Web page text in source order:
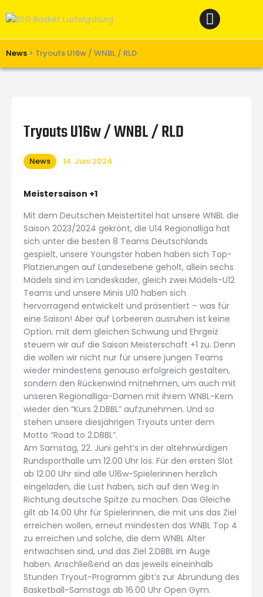
News > Tryouts U16w / WNBL / RLD
Verein
Unterstützen
Links
Tryouts U16w / WNBL / RLD
News 14. Juni 2024
Meistersaison +1
Mit dem Deutschen Meistertitel hat unsere WNBL die
Saison 2023/2024 gekrönt, die U14 Regionalliga hat
sich unter die besten 8 Teams Deutschlands
gespielt, unsere Youngster haben haben sich Top-
Platzierungen auf Landesebene geholt, allein sechs
Mädels sind im Landeskader, gleich zwei Mädels-U12
Teams und unsere Minis U10 haben sich
hervorragend entwickelt und präsentiert – was für
eine Saison! Aber auf Lorbeeren ausruhen ist keine
Option. mit dem gleichen Schwung und Ehrgeiz
steuern wir auf die Saison Meisterschaft +1 zu. Denn
die wollen wir nicht nur für unsere jungen Teams
wieder mindestens genauso erfolgreich gestalten,
sondern den Rückenwind mitnehmen, um auch mit
unseren Regionalliga-Damen mit ihrem WNBL-Kern
wieder den “Kurs 2.DBBL” aufzunehmen. Und so
stehen unsere diesjährigen Tryouts unter dem
Motto “Road to 2.DBBL”.
Am Samstag, 22. Juni geht’s in der altehrwürdigen
Rundsporthalle um 12.00 Uhr los. Für den ersten Slot
ab 12.00 Uhr sind alle U16w-Spielerinnen herzlich
eingeladen, die Lust haben, sich auf den Weg in
Richtung deutsche Spitze zu machen. Das Gleiche
gilt ab 14.00 Uhr für Spielerinnen, die mit uns das Ziel
erreichen wollen, erneut mindesten das WNBL Top 4
zu erreichen und solche, die dem WNBL Alter
entwachsen sind, und das Ziel 2.DBBL im Auge
haben. Anschließend an das jeweils eineinhalb
Stunden Tryout-Programm gibt’s zur Abrundung des
Basketball-Samstags ab 16.00 Uhr Open Gym.